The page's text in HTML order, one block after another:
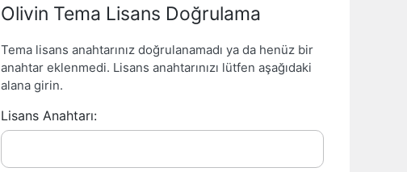
Olivin Tema Lisans Doğrulama
Tema lisans anahtarınız doğrulanamadı ya da henüz bir
anahtar eklenmedi. Lisans anahtarınızı lütfen aşağıdaki
alana girin.
Lisans Anahtarı: